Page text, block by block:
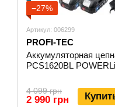
−27%
Артикул: 006299
PROFI-TEC
Аккумуляторная
PCS1620BL
4 099 грн
2 990 грн